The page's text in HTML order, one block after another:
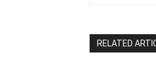
RELATED